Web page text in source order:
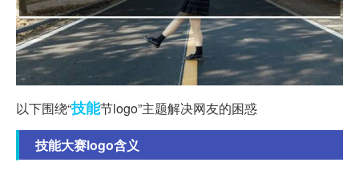
以下围绕“技能节logo”主题解决网友的困惑
技能大赛logo含义